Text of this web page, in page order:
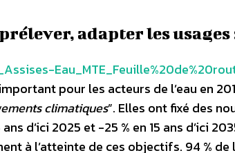
adapter les
pour les acteurs de l’eau en
climatiques”. Elles ont fixé des
ans d’ici 2025 et -25 % en 15 ans d’ici
à l’atteinte de ces objectifs. 94 %